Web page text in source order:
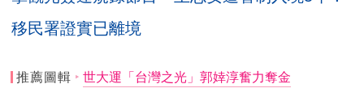
移民署證實已離境
推薦圖輯 世大運「台灣之光」郭婞淳奮力奪金